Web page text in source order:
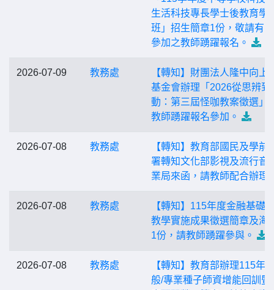
生活科技專長學士後教育學
班」招生簡章1份，敬請有
參加之教師踴躍報名。
2026-07-09 教務處
【轉知】財團法人隆中向上
基金會辦理「2026從思辨到
動：第三屆怪咖教案徵選」
教師踴躍報名參加。
2026-07-08 教務處
【轉知】教育部國民及學前
署轉知文化部影視及流行音
業局來函，請教師配合辦理
2026-07-08 教務處
【轉知】115年度金融基礎
教學實施成果徵選簡章及海
1份，請教師踴躍參與。
2026-07-08 教務處
【轉知】教育部辦理115年
般/專業種子師資增能回訓暨